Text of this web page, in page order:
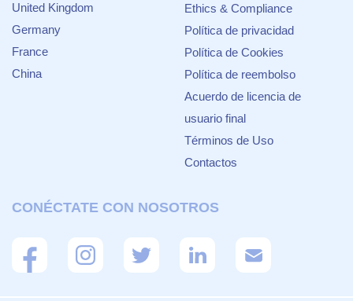
United Kingdom
Germany
France
China
Ethics & Compliance
Política de privacidad
Política de Cookies
Política de reembolso
Acuerdo de licencia de
usuario final
Términos de Uso
Contactos
CONÉCTATE CON NOSOTROS